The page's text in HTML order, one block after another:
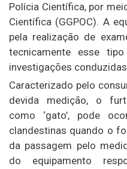
Polícia Científica, por
Científica (GGPOC). A
pela realização de
tecnicamente esse
investigações
Caracterizado pelo
devida medição, o
como ‘gato’, pode
clandestinas quando o
da passagem pelo
do equipamento